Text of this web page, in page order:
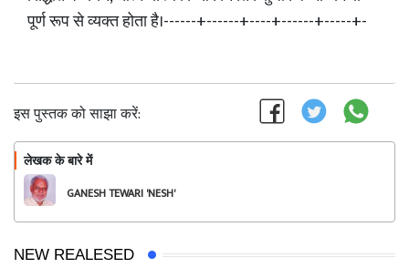
इस पुस्तक को साझा करें:
लेखक के बारे में
GANESH TEWARI 'NESH'
(NASH)
NEW REALESED